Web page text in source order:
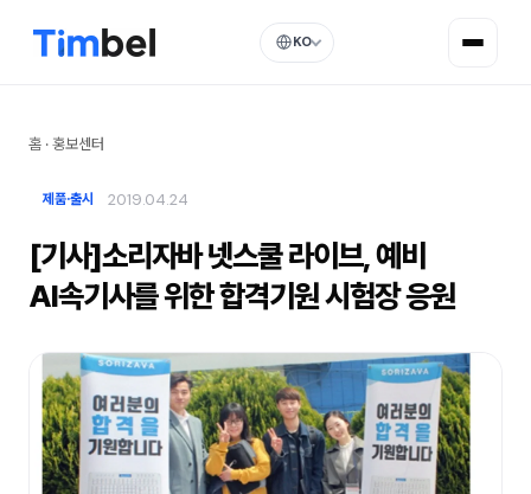
KO
홈 · 홍보센터
제품·출시 2019.04.24
[기사]소리자바 넷스쿨 라이브, 예비
AI속기사를 위한 합격기원 시험장 응원